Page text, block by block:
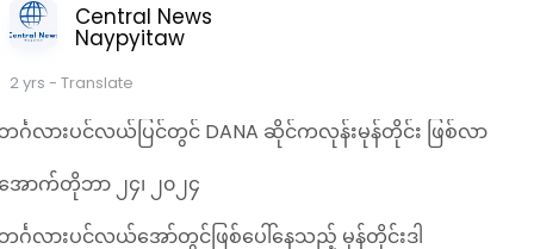
Central News
Naypyitaw
2 yrs - Translate
င်္ဂလားပင်လယ်ပြင်တွင် DANA ဆိုင်ကလုန်းမုန်တိုင်း ဖြစ်လာ
ောက်တိုဘာ ၂၄၊ ၂၀၂၄
င်္ဂလားပင်လယ်အော်တွင်ဖြစ်ပေါ်နေသည့် မုန်တိုင်းဒါ